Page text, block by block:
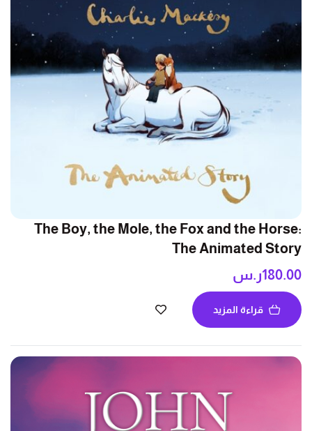
The Boy, the Mole, the Fox and the Horse:
The Animated Story
ر.س180.00
قراءة المزيد